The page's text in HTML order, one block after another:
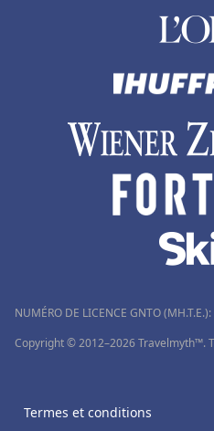
Hôtels dans les Côtes
Hôtels à Tanger
Hôtels à La Gacilly
NUMÉRO DE LICENCE GNTO
Copyright © 2012–2026 Travelmyth™.
Termes et conditions